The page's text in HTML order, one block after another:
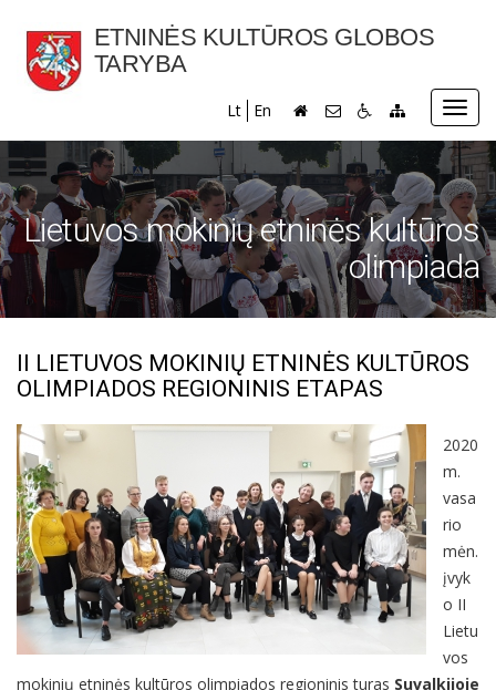
ETNINĖS KULTŪROS GLOBOS
TARYBA
Lt En
Lietuvos mokinių etninės kultūros
olimpiada
II LIETUVOS MOKINIŲ ETNINĖS KULTŪROS
OLIMPIADOS REGIONINIS ETAPAS
2020
m.
vasa
rio
mėn.
įvyk
o II
Lietu
vos
mokinių etninės kultūros olimpiados regioninis turas Suvalkijoje